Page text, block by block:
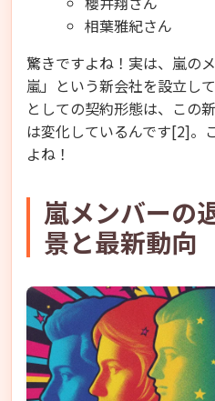
相葉雅紀さん
驚きですよね！実は、嵐の
嵐」という新会社を設立し
としての契約形態は、この
は変化しているんです[2]。
よね！
嵐メンバーの
景と最新動向